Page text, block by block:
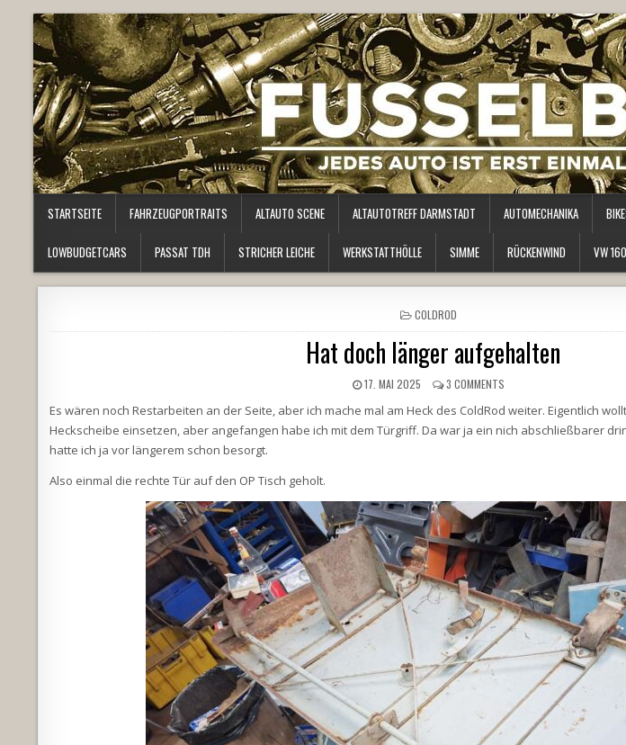
STARTSEITE FAHRZEUGPORTRAITS ALTAUTO SCENE ALTAUTOTREFF DARMSTADT AUTOMECHANIKA
LOWBUDGETCARS PASSAT TDH STRICHER LEICHE WERKSTATTHÖLLE SIMME RÜCKENWIND VW
POSTED
IN
COLDROD
Hat doch länger aufgehalten
17. MAI 2025 3 COMMENTS
Es wären noch Restarbeiten an der Seite, aber ich mache mal am Heck des ColdRod weiter. Eigentlich
Heckscheibe einsetzen, aber angefangen habe ich mit dem Türgriff. Da war ja ein nich abschließbarer
hatte ich ja vor längerem schon besorgt.
Also einmal die rechte Tür auf den OP Tisch geholt.